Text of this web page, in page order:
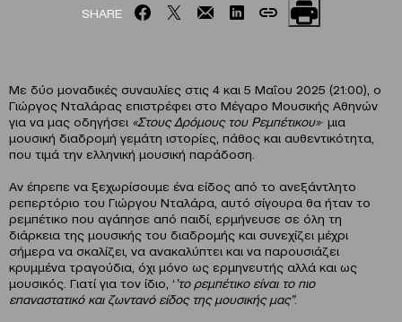
SHARE
Με δύο μοναδικές συναυλίες στις 4 και 5 Μαΐου 2025 (21:00), ο
Γιώργος Νταλάρας επιστρέφει στο Μέγαρο Μουσικής Αθηνών
για να μας οδηγήσει «Στους Δρόμους του Ρεμπέτικου»∙ μια
μουσική διαδρομή γεμάτη ιστορίες, πάθος και αυθεντικότητα,
που τιμά την ελληνική μουσική παράδοση.
Αν έπρεπε να ξεχωρίσουμε ένα είδος από το ανεξάντλητο
ρεπερτόριο του Γιώργου Νταλάρα, αυτό σίγουρα θα ήταν το
ρεμπέτικο που αγάπησε από παιδί, ερμήνευσε σε όλη τη
διάρκεια της μουσικής του διαδρομής και συνεχίζει μέχρι
σήμερα να σκαλίζει, να ανακαλύπτει και να παρουσιάζει
κρυμμένα τραγούδια, όχι μόνο ως ερμηνευτής αλλά και ως
μουσικός. Γιατί για τον ίδιο, ‘’το ρεμπέτικο είναι το πιο
επαναστατικό και ζωντανό είδος της μουσικής μας”.